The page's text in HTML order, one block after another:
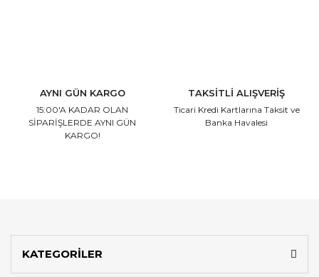
AYNI GÜN KARGO
15:00'A KADAR OLAN
SİPARİŞLERDE AYNI GÜN
KARGO!
TAKSİTLİ ALIŞVERİŞ
Ticari Kredi Kartlarına Taksit ve
Banka Havalesi
KATEGORİLER